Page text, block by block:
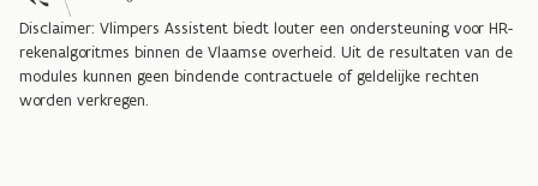
Disclaimer: Vlimpers Assistent biedt louter een ondersteuning voor HR-
rekenalgoritmes binnen de Vlaamse overheid. Uit de resultaten van de
modules kunnen geen bindende contractuele of geldelijke rechten
worden verkregen.